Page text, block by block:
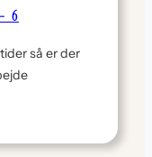
6
så er der